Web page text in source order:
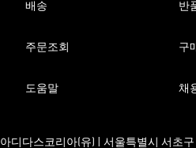
배송 반
주문조회 구
도움말 채
아디다스코리아(유) | 서울특별시 서초